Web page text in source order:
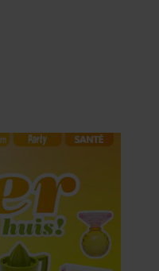
IN
u twee keer per